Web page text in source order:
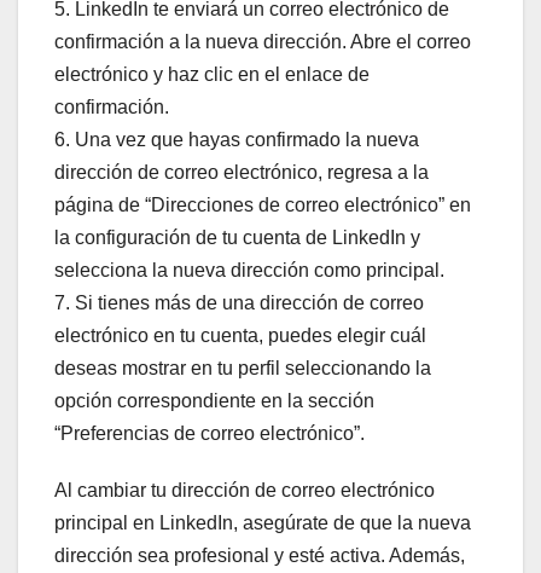
5. LinkedIn te enviará un correo electrónico de
confirmación a la nueva dirección. Abre el correo
electrónico y haz clic en el enlace de
confirmación.
6. Una vez que hayas confirmado la nueva
dirección de correo electrónico, regresa a la
página de “Direcciones de correo electrónico” en
la configuración de tu cuenta de LinkedIn y
selecciona la nueva dirección como principal.
7. Si tienes más de una dirección de correo
electrónico en tu cuenta, puedes elegir cuál
deseas mostrar en tu perfil seleccionando la
opción correspondiente en la sección
“Preferencias de correo electrónico”.
Al cambiar tu dirección de correo electrónico
principal en LinkedIn, asegúrate de que la nueva
dirección sea profesional y esté activa. Además,